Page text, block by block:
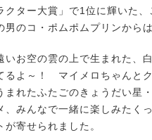
クター大賞」で1位に輝いた
男のコ・ポムポムプリンから
お空の雲の上で生まれた、
るよ～！ マイメロちゃんと
まれたふたごのきょうだい星
、みんなで一緒に楽しみたく
が寄せられました。